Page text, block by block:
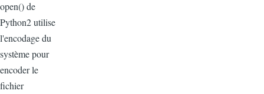
open() de
Python2 utilise
l'encodage du
système pour
encoder le
fichier